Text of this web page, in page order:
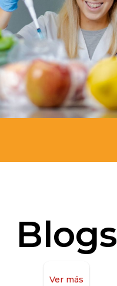
Blogs
Ver más